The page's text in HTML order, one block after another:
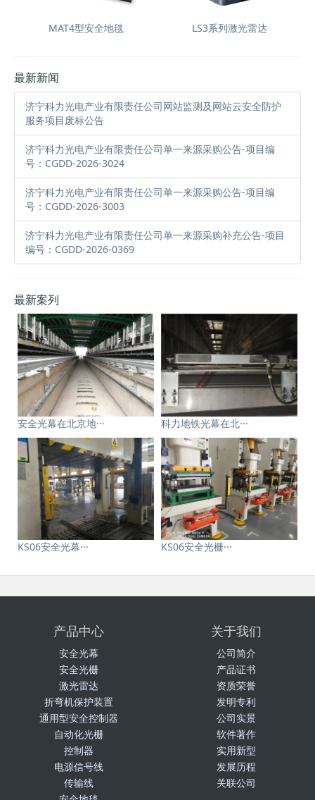
MAT4型安全地毯 LS3系列激光雷达
最新新闻
济宁科力光电产业有限责任公司网站监测及网站云安全防护
服务项目废标公告
济宁科力光电产业有限责任公司单一来源采购公告-项目编
号：CGDD-2026-3024
济宁科力光电产业有限责任公司单一来源采购公告-项目编
号：CGDD-2026-3003
济宁科力光电产业有限责任公司单一来源采购补充公告-项目
编号：CGDD-2026-0369
最新案列
安全光幕在北京地··· 科力地铁光幕在北···
KS06安全光幕··· KS06安全光栅···
产品中心
安全光幕
安全光栅
激光雷达
折弯机保护装置
通用型安全控制器
自动化光栅
控制器
电源信号线
传输线
关于我们
公司简介
产品证书
资质荣誉
发明专利
公司实景
软件著作
实用新型
发展历程
关联公司